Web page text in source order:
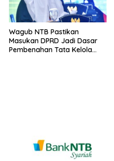
Wagub NTB Pastikan
Masukan DPRD Jadi Dasar
Pembenahan Tata Kelola